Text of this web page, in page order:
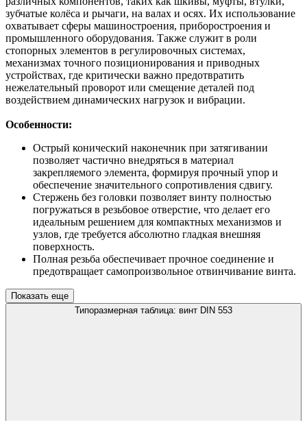
зубчатые колёса и рычаги, на валах и осях. Их использование
охватывает сферы машиностроения, приборостроения и
промышленного оборудования. Также служит в роли
стопорных элементов в регулировочных системах,
механизмах точного позиционирования и приводных
устройствах, где критически важно предотвратить
нежелательный проворот или смещение деталей под
воздействием динамических нагрузок и вибрации.
Особенности:
Острый конический наконечник при затягивании
позволяет частично внедряться в материал
закрепляемого элемента, формируя прочный упор и
обеспечение значительного сопротивления сдвигу.
Стержень без головки позволяет винту полностью
погружаться в резьбовое отверстие, что делает его
идеальным решением для компактных механизмов и
узлов, где требуется абсолютно гладкая внешняя
поверхность.
Полная резьба обеспечивает прочное соединение и
предотвращает самопроизвольное отвинчивание винта.
Показать еще
Типоразмерная таблица: винт DIN 553